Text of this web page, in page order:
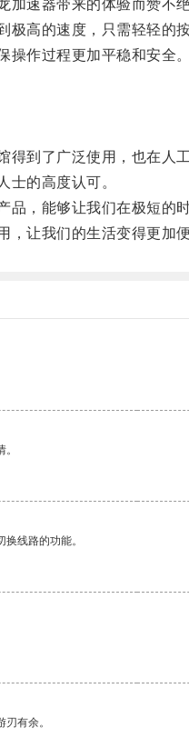
速器带来的体验而赞不绝
高的速度，只需轻轻的按
作过程更加平稳和安全。
了广泛使用，也在人
的高度认可。
，能够让我们在极短的时
让我们的生活变得更加便
线路的功能。
有余。